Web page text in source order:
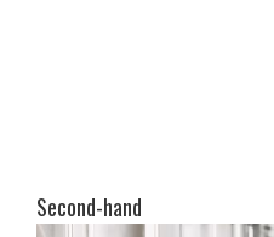
Second-hand